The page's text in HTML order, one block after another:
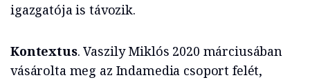
igazgatója is távozik.
Kontextus. Vaszily Miklós 2020 márciusában
vásárolta meg az Indamedia csoport felét,